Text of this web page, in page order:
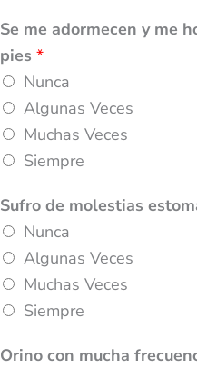
Se me adormecen y me
pies*
Nunca
Algunas Veces
Muchas Veces
Siempre
Sufro de molestias
Nunca
Algunas Veces
Muchas Veces
Siempre
Orino con mucha